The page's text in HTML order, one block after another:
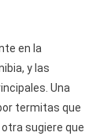
en la
y las
Una
termitas que
sugiere que